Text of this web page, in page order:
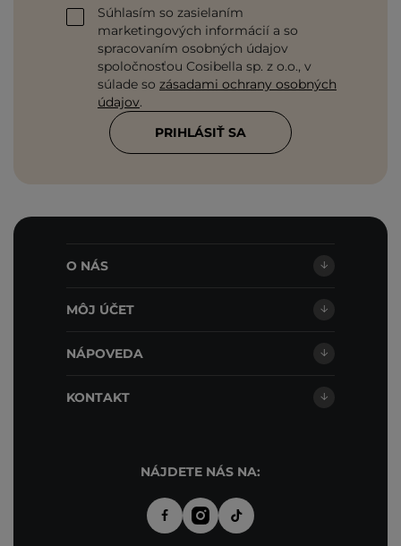
Súhlasím so zasielaním
marketingových informácií a so
spracovaním osobných údajov
spoločnosťou Cosibella sp. z o.o., v
súlade so zásadami ochrany osobných
údajov.
PRIHLÁSIŤ SA
O NÁS
MÔJ ÚČET
NÁPOVEDA
KONTAKT
NÁJDETE NÁS NA: